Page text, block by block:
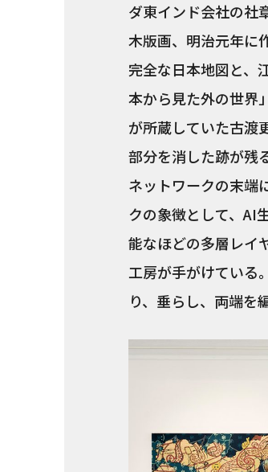
ダ東インド会社の社
木版画、明治元年に
完全な日本地図と、
本から見た外の世界
が所蔵していた古渡
部分を消した跡が残
ネットワークの末端
クの象徴として、AI
能なほどの多層レイ
工房が手がけている
り、垂らし、両端を